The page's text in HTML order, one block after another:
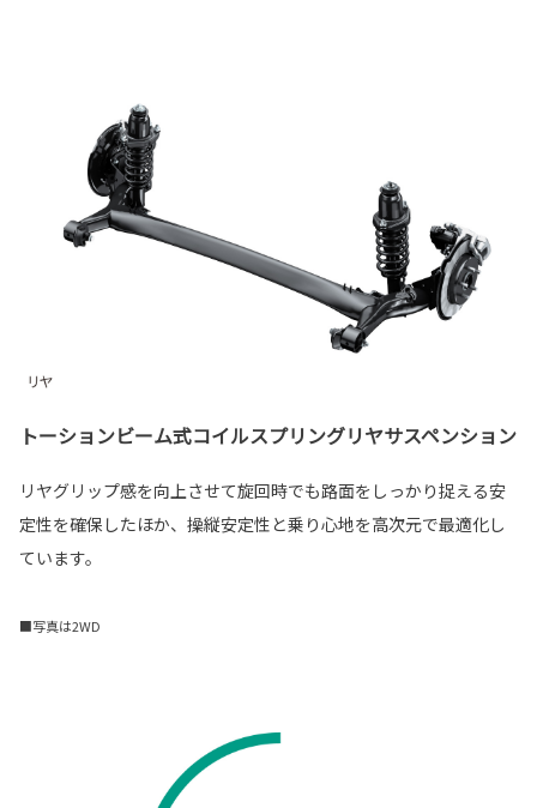
トーションビーム式コイルスプリングリヤサスペンション
リヤグリップ感を向上させて旋回時でも路面をしっかり捉える安
定性を確保したほか、操縦安定性と乗り心地を高次元で最適化し
ています。
■写真は2WD